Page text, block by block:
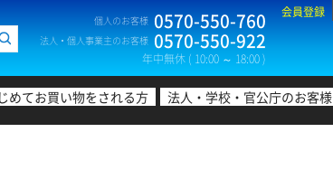
個人のお客様 0570-550-760
法人・個人事業主のお客様 0570-550-922
年中無休 ( 10:00 ～ 18:00 )
会員登録
めてお買い物をされる方 法人・学校・官公庁のお客様